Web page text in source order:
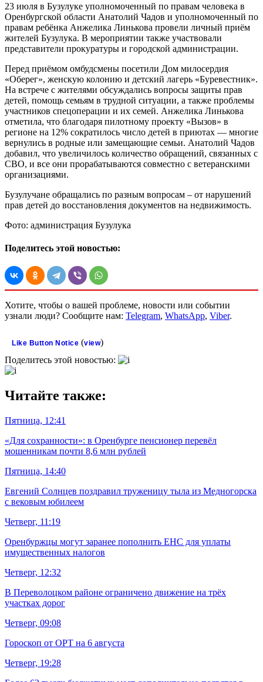
23 июля в Бузулуке уполномоченный по правам человека в
Оренбургской области Анатолий Чадов и уполномоченный по
правам ребёнка Анжелика Линькова провели личный приём
жителей Бузулука. В мероприятии также участвовали
представители прокуратуры и городской администрации.
Перед приёмом омбудсмены посетили Дом милосердия
«Оберег», женскую колонию и детский лагерь «Буревестник».
На встрече с жителями обсуждались вопросы защиты прав
детей, помощь семьям в трудной ситуации, а также проблемы
участников спецоперации и их семей. Анжелика Линькова
отметила, что благодаря пилотному проекту «Вызов» в
регионе на 12% сократилось число детей в приютах — многие
вернулись в родные или замещающие семьи. Анатолий Чадов
добавил, что увеличилось количество обращений, связанных с
СВО, и все они прорабатываются совместно с ветеранскими
организациями.
Бузулучане обращались по разным вопросам – от нарушений
прав детей до восстановления документов на недвижимость.
Фото: администрация Бузулука
Поделитесь этой новостью:
Хотите, чтобы о вашей проблеме, новости или событии
узнали люди? Сообщите нам: Telegram, WhatsApp, Viber.
Like Button Notice (view)
Поделитесь этой новостью:
Читайте также:
Пятница, 12:41
«Для сохранности»: в Оренбурге пенсионер перевёл
мошенникам почти 8,6 млн рублей
Пятница, 14:40
Евгений Солнцев поздравил труженицу тыла из Медногорска
с вековым юбилеем
Четверг, 11:19
Оренбуржцы могут заранее пополнить ЕНС для уплаты
имущественных налогов
Четверг, 12:32
В Переволоцком районе ограничено движение на трёх
участках дорог
Четверг, 09:08
Гороскоп от ОРТ на 6 августа
Четверг, 19:28